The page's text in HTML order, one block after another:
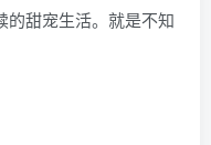
的甜宠生活。就是不知